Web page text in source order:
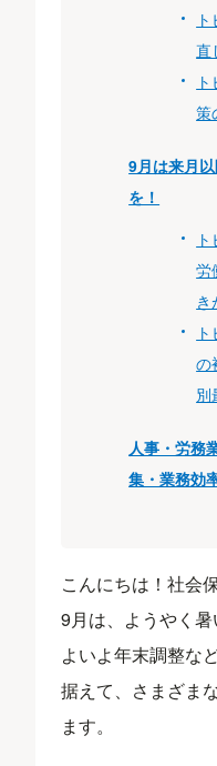
直
策
9月は来月
を！
労
の
別
人事・労務
集・業務効
こんにちは！社会
9月は、ようやく
よいよ年末調整な
据えて、さまざま
ます。